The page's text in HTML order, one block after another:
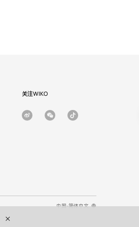
关注WIKO
中国-简体中文